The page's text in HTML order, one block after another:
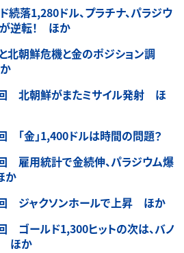
続落1,280ドル、プラチナ、パラジウ
逆転！ ほか
北朝鮮危機と金のポジション調
北朝鮮がまたミサイル発射 ほ
「金」1,400ドルは時間の問題？
雇用統計で金続伸、パラジウム爆
か
ジャクソンホールで上昇 ほか
ゴールド1,300ヒットの次は、バノ
ほか